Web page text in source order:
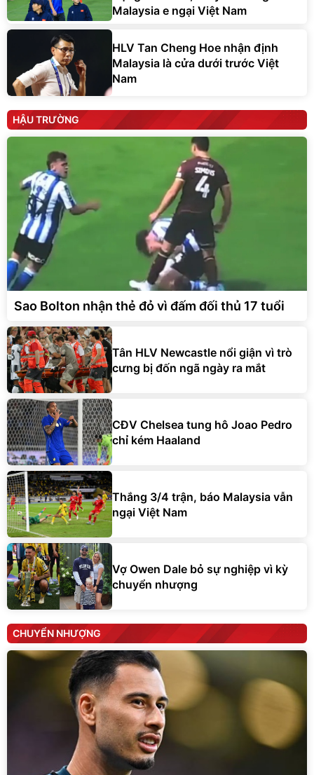
Malaysia e ngại Việt Nam
HLV Tan Cheng Hoe nhận định
Malaysia là cửa dưới trước Việt
Nam
HẬU TRƯỜNG
Sao Bolton nhận thẻ đỏ vì đấm đối thủ 17 tuổi
Tân HLV Newcastle nổi giận vì trò
cưng bị đốn ngã ngày ra mắt
CĐV Chelsea tung hô Joao Pedro
chỉ kém Haaland
Thắng 3/4 trận, báo Malaysia vẫn
ngại Việt Nam
Vợ Owen Dale bỏ sự nghiệp vì kỳ
chuyển nhượng
CHUYỂN NHƯỢNG